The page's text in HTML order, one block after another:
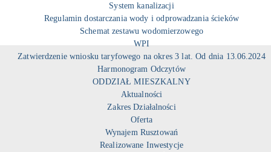
System kanalizacji
Regulamin dostarczania wody i odprowadzania ścieków
Schemat zestawu wodomierzowego
WPI
Zatwierdzenie wniosku taryfowego na okres 3 lat. Od dnia 13.06.2024
Harmonogram Odczytów
ODDZIAŁ MIESZKALNY
Aktualności
Zakres Działalności
Oferta
Wynajem Rusztowań
Realizowane Inwestycje